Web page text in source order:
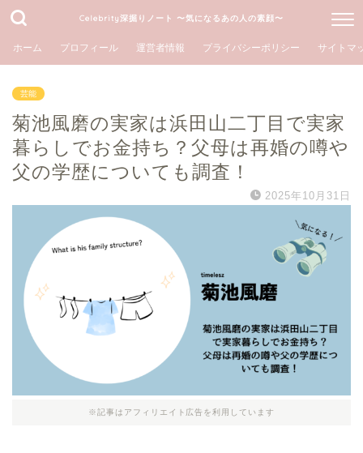
Celebrity深掘りノート 〜気になるあの人の素顔〜
ホーム プロフィール 運営者情報 プライバシーポリシー サイトマ
芸能
菊池風磨の実家は浜田山二丁目で実家
暮らしでお金持ち？父母は再婚の噂や
父の学歴についても調査！
2025年10月31日
※記事はアフィリエイト広告を利用しています